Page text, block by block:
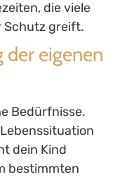
die viele
Schutz greift.
der eigenen
Bedürfnisse.
dein Kind
bestimmten